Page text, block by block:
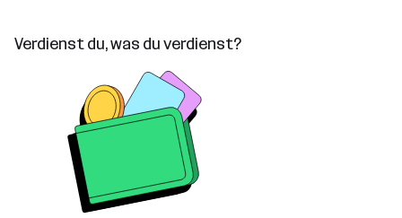
Verdienst du, was du verdienst?